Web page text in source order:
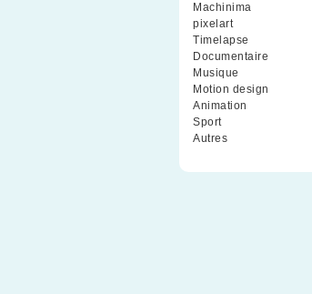
Machinima
pixelart(10)
Timelapse
Documentaire
Musique
Motion design
Animation
Sport(2)
Autres